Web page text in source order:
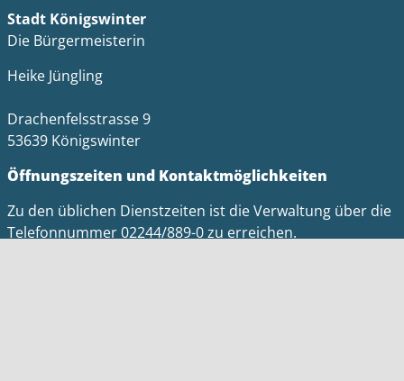
Stadt Königswinter
Die Bürgermeisterin
Heike Jüngling
Drachenfelsstrasse 9
53639 Königswinter
Öffnungszeiten und Kontaktmöglichkeiten
Zu den üblichen Dienstzeiten ist die Verwaltung über die
Telefonnummer 02244/889-0 zu erreichen.